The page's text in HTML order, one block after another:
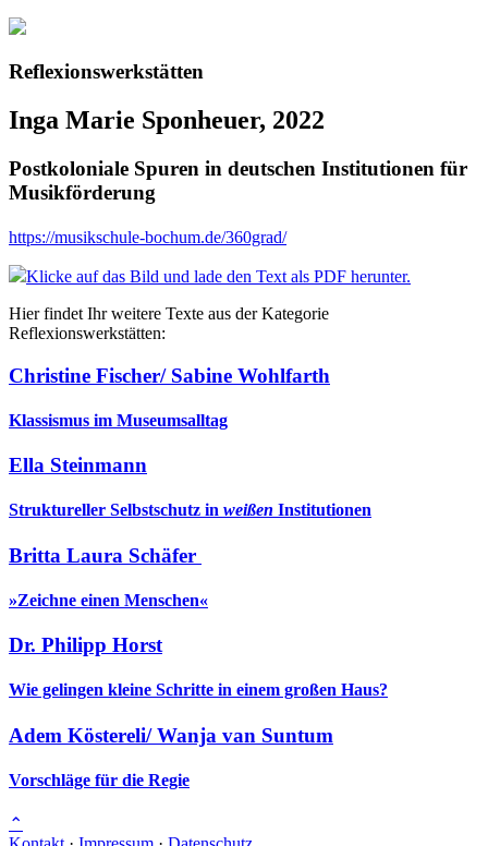
Reflexionswerkstätten
Inga Marie Sponheuer, 2022
Postkoloniale Spuren in deutschen Institutionen für
Musikförderung
https://musikschule-bochum.de/360grad/
Klicke auf das Bild und lade den Text als PDF herunter.
Hier findet Ihr weitere Texte aus der Kategorie
Reflexionswerkstätten:
Christine Fischer/ Sabine Wohlfarth
Klassismus im Museumsalltag
Ella Steinmann
Struktureller Selbstschutz in weißen Institutionen
Britta Laura Schäfer
»Zeichne einen Menschen«
Dr. Philipp Horst
Wie gelingen kleine Schritte in einem großen Haus?
Adem Köstereli/ Wanja van Suntum
Vorschläge für die Regie
⌃